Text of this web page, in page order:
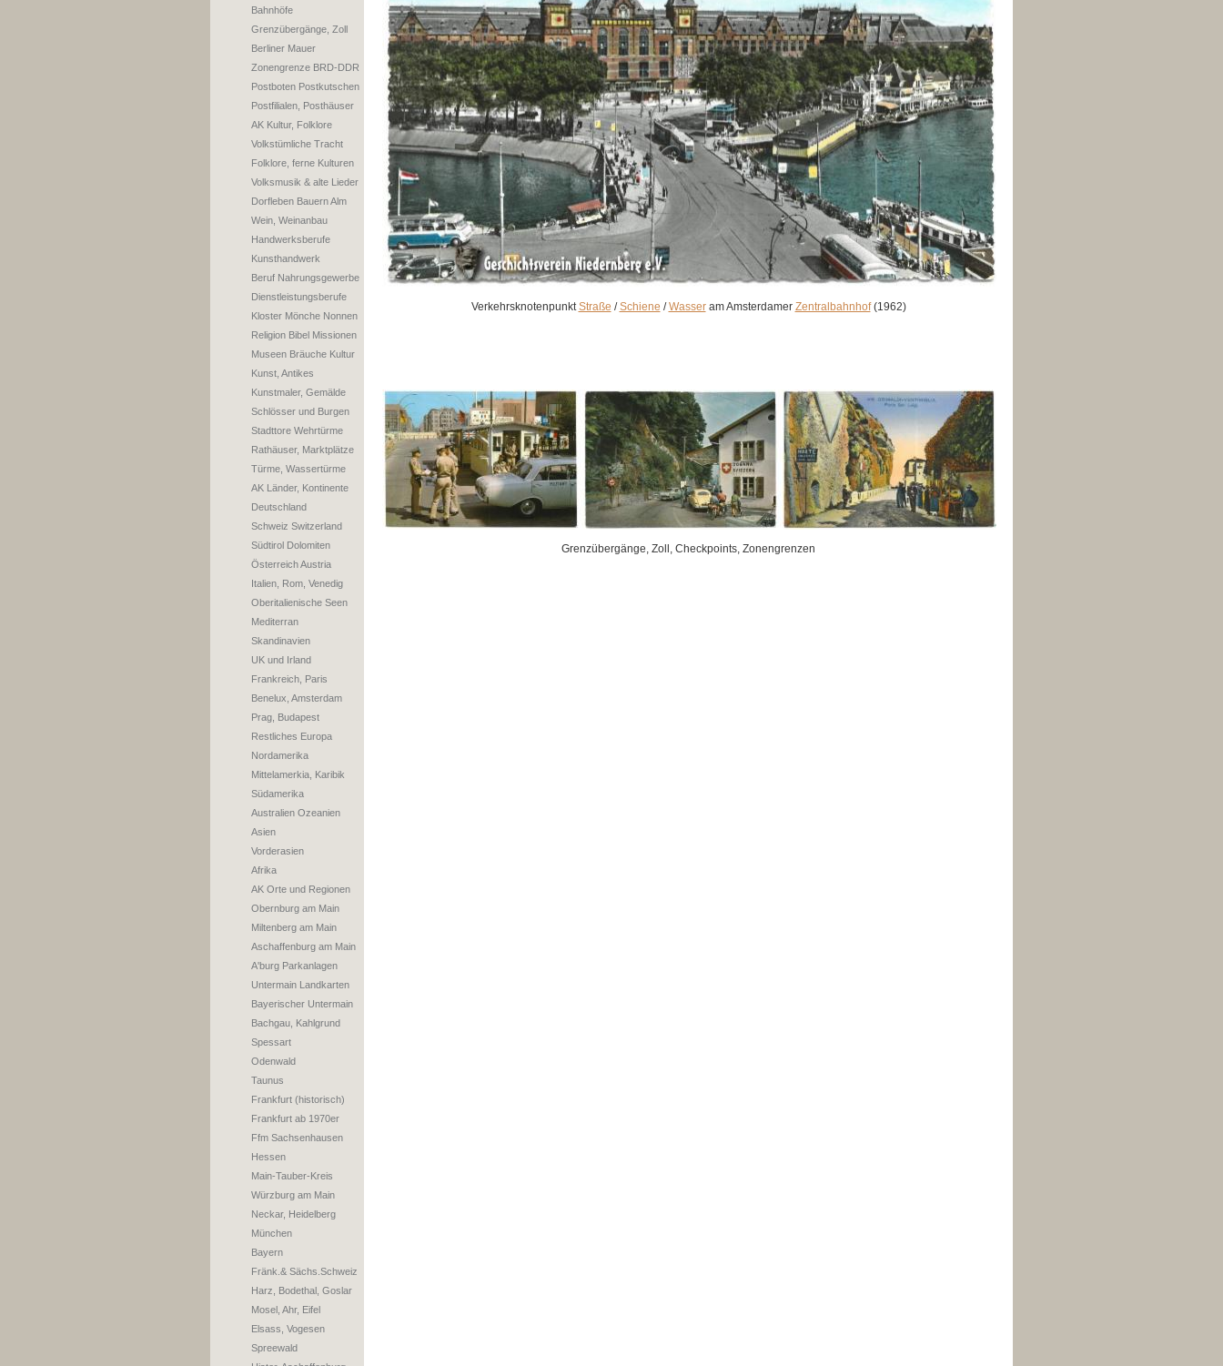
Bahnhöfe
Grenzübergänge, Zoll
Berliner Mauer
Zonengrenze BRD-DDR
Postboten Postkutschen
Postfilialen, Posthäuser
AK Kultur, Folklore
Volkstümliche Tracht
Folklore, ferne Kulturen
Volksmusik & alte Lieder
Dorfleben Bauern Alm
Wein, Weinanbau
Handwerksberufe
Kunsthandwerk
Beruf Nahrungsgewerbe
Dienstleistungsberufe
Kloster Mönche Nonnen
Religion Bibel Missionen
Museen Bräuche Kultur
Kunst, Antikes
Kunstmaler, Gemälde
Schlösser und Burgen
Stadttore Wehrtürme
Rathäuser, Marktplätze
Türme, Wassertürme
AK Länder, Kontinente
Deutschland
Schweiz Switzerland
Südtirol Dolomiten
Österreich Austria
Italien, Rom, Venedig
Oberitalienische Seen
Mediterran
Skandinavien
UK und Irland
Frankreich, Paris
Benelux, Amsterdam
Prag, Budapest
Restliches Europa
Nordamerika
Mittelamerkia, Karibik
Südamerika
Australien Ozeanien
Asien
Vorderasien
Afrika
AK Orte und Regionen
Obernburg am Main
Miltenberg am Main
Aschaffenburg am Main
A'burg Parkanlagen
Untermain Landkarten
Bayerischer Untermain
Bachgau, Kahlgrund
Spessart
Odenwald
Taunus
Frankfurt (historisch)
Frankfurt ab 1970er
Ffm Sachsenhausen
Hessen
Main-Tauber-Kreis
Würzburg am Main
Neckar, Heidelberg
München
Bayern
Fränk.& Sächs.Schweiz
Harz, Bodethal, Goslar
Mosel, Ahr, Eifel
Elsass, Vogesen
Spreewald
VerkehrsknotenpunktStraße /Schiene /Wasseram Amsterdamer Zentralbahnhof(1962)
Grenzübergänge, Zoll, Checkpoints, Zonengrenzen